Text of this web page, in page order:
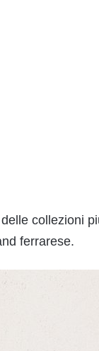
collezioni
ferrarese.